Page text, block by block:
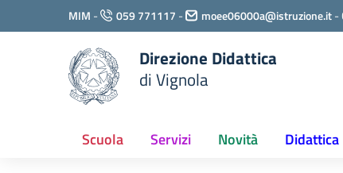
Vai ai contenuti
Vai al menu di navigazione
Vai al footer
MIM - 059 771117 - moee06000a@istruzione.it-
Direzione Didattica
di Vignola
Scuola Servizi Novità Didattica